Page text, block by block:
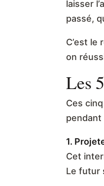
laisser
passé,
C’est le
on
Les
Ces
pendant
1.
Cet
Le futur